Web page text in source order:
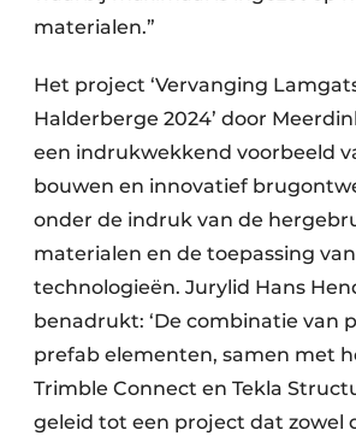
materialen.”
Het project ‘Vervanging
Halderberge 2024’ door
een indrukwekkend voorbeeld
bouwen en innovatief
onder de indruk van de
materialen en de toepassing
technologieën. Jurylid Hans
benadrukt: ‘De combinatie van
prefab elementen, samen met
Trimble Connect en Tekla
geleid tot een project dat zowel